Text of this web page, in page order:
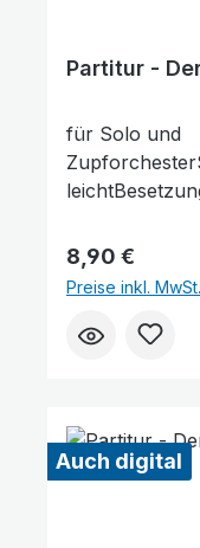
Partitur -
für Solo und
als
Lieferzeit
Artikel erst
Regulärer
8,90 €
Preise inkl.
Auch digital